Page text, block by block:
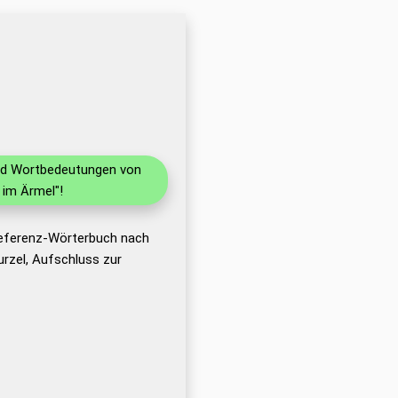
Wortbedeutungen von
Ärmel"!
Wörterbuch nach
Aufschluss zur